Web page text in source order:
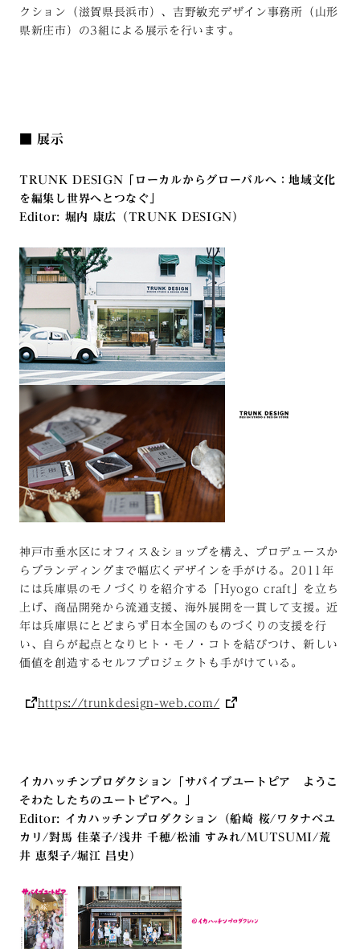
クション（滋賀県長浜市）、吉野敏充デザイン事務所（山形
県新庄市）の3組による展示を行います。
■ 展示
TRUNK DESIGN「ローカルからグローバルへ：地域文化
を編集し世界へとつなぐ」
Editor: 堀内 康広（TRUNK DESIGN）
神戸市垂水区にオフィス＆ショップを構え、プロデュースか
らブランディングまで幅広くデザインを手がける。2011年
には兵庫県のモノづくりを紹介する「Hyogo craft」を立ち
上げ、商品開発から流通支援、海外展開を一貫して支援。近
年は兵庫県にとどまらず日本全国のものづくりの支援を行
い、自らが起点となりヒト・モノ・コトを結びつけ、新しい
価値を創造するセルフプロジェクトも手がけている。
https://trunkdesign-web.com/
イカハッチンプロダクション「サバイブユートピア ようこ
そわたしたちのユートピアへ。」
Editor: イカハッチンプロダクション（船崎 桜/ワタナベユ
カリ/對馬 佳菜子/浅井 千穂/松浦 すみれ/MUTSUMI/荒
井 恵梨子/堀江 昌史）